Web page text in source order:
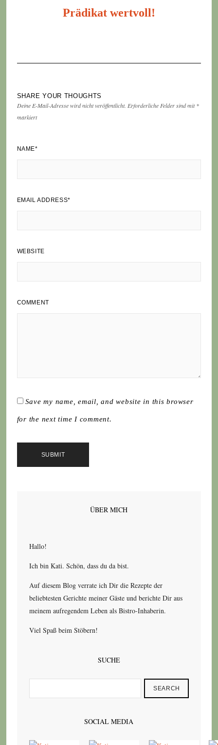
Prädikat wertvoll!
SHARE YOUR THOUGHTS
Deine E-Mail-Adresse wird nicht veröffentlicht. Erforderliche Felder sind mit*
markiert
NAME*
EMAIL ADDRESS*
WEBSITE
COMMENT
Save my name, email, and website in this browser
for the next time I comment.
ÜBER MICH
Hallo!
Ich bin Kati. Schön, dass du da bist.
Auf diesem Blog verrate ich Dir die Rezepte der
beliebtesten Gerichte meiner Gäste und berichte Dir aus
meinem aufregendem Leben als Bistro-Inhaberin.
Viel Spaß beim Stöbern!
SUCHE
SEARCH
SOCIAL MEDIA